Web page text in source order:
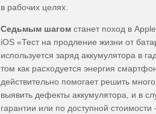
в рабочих целях.
Седьмым шагом станет поход в
iOS «Тест на продление жизни от
используется заряд аккумулятора в
том как расходуется энергия
действительно помогает решить
выявить дефекты аккумулятора, и в
гарантии или по доступной